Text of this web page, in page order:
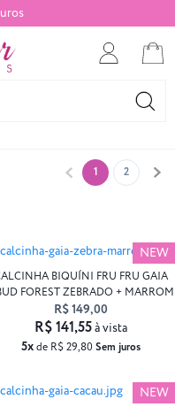
1 2
NEW
BIQUÍNI FRU FRU GAIA
FOREST ZEBRADO + MARROM
R$ 149,00
5xde R$ 29,80 Sem juros
R$ 141,55à vista
NEW